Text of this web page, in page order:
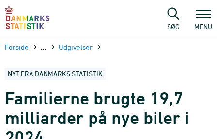
sidens
SØG MENU
Forside Udgivelser
NYT FRA DANMARKS STATISTIK
Familierne brugte 19,7
milliarder på nye biler i